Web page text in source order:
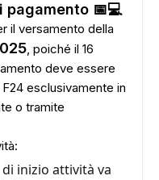
📅💻
il versamento della
, poiché il 16
deve essere
esclusivamente in
o tramite
inizio attività va